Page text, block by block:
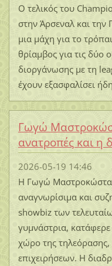
Ο τελικός του
στην Άρσεναλ και την
μια μάχη για το
θρίαμβος για τις δύο
διοργάνωσης με τη
έχουν εξασφαλίσει
Γωγώ
ανατροπές και η
2026-05-19 14:46
Η Γωγώ Μαστροκώστα
αναγνωρίσιμα και
showbiz των
γυμνάστρια,
χώρο της
επιχειρήσεων. Η